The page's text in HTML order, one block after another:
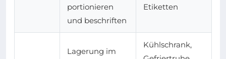
portionieren
und beschriften
Etiketten
Lagerung im
Kühlschrank,